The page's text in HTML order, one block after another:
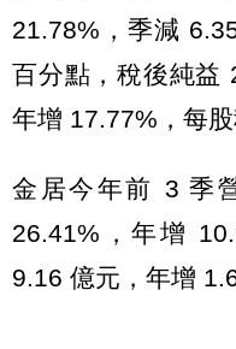
21.78%，季減
百分點，稅後純益
年增 17.77%，每股
金居今年前 3 季
26.41%，年增
9.16 億元，年增 1.6